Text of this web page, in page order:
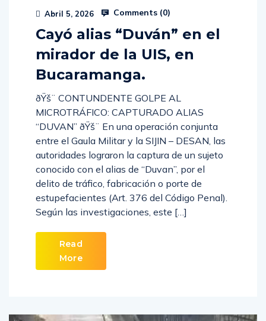
Abril 5, 2026 Comments (0)
Cayó alias “Duván” en el
mirador de la UIS, en
Bucaramanga.
ðŸš¨ CONTUNDENTE GOLPE AL
MICROTRÁFICO: CAPTURADO ALIAS
“DUVAN” ðŸš¨ En una operación conjunta
entre el Gaula Militar y la SIJIN – DESAN, las
autoridades lograron la captura de un sujeto
conocido con el alias de “Duvan”, por el
delito de tráfico, fabricación o porte de
estupefacientes (Art. 376 del Código Penal).
Según las investigaciones, este […]
Read
More